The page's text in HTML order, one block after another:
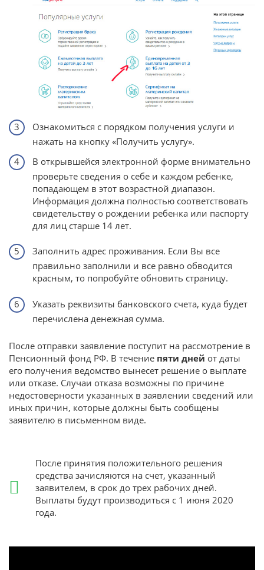
Ознакомиться с порядком получения услуги и
нажать на кнопку «Получить услугу».
В открывшейся электронной форме внимательно
проверьте сведения о себе и каждом ребенке,
попадающем в этот возрастной диапазон.
Информация должна полностью соответствовать
свидетельству о рождении ребенка или паспорту
для лиц старше 14 лет.
Заполнить адрес проживания. Если Вы все
правильно заполнили и все равно обводится
красным, то попробуйте обновить страницу.
Указать реквизиты банковского счета, куда будет
перечислена денежная сумма.
После отправки заявление поступит на рассмотрение в
Пенсионный фонд РФ. В течение пяти дней от даты
его получения ведомство вынесет решение о выплате
или отказе. Случаи отказа возможны по причине
недостоверности указанных в заявлении сведений или
иных причин, которые должны быть сообщены
заявителю в письменном виде.
После принятия положительного решения
средства зачисляются на счет, указанный
заявителем, в срок до трех рабочих дней.
Выплаты будут производиться с 1 июня 2020
года.